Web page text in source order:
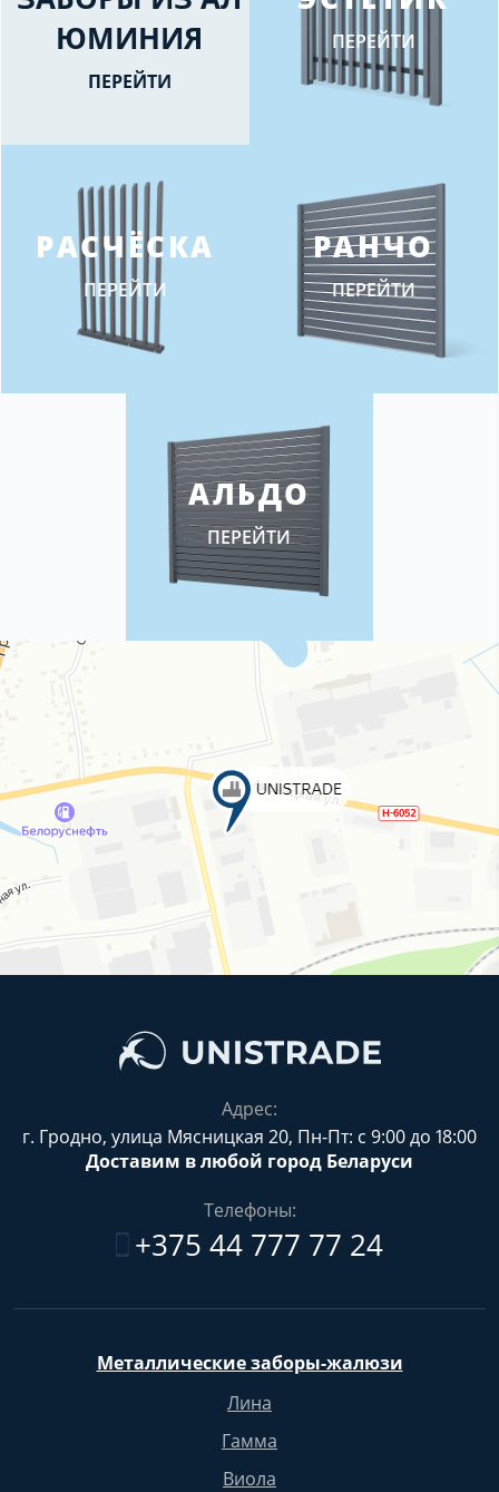
ЮМИНИЯ
ПЕРЕЙТИ
ПЕРЕЙТИ
РАСЧЁСКА
ПЕРЕЙТИ
РАНЧО
ПЕРЕЙТИ
АЛЬДО
ПЕРЕЙТИ
Адрес:
г. Гродно, улица Мясницкая 20, Пн-Пт: с 9:00 до 18:00
Доставим в любой город Беларуси
Телефоны:
+375 44 777 77 24
Металлические заборы-жалюзи
Лина
Гамма
Виола